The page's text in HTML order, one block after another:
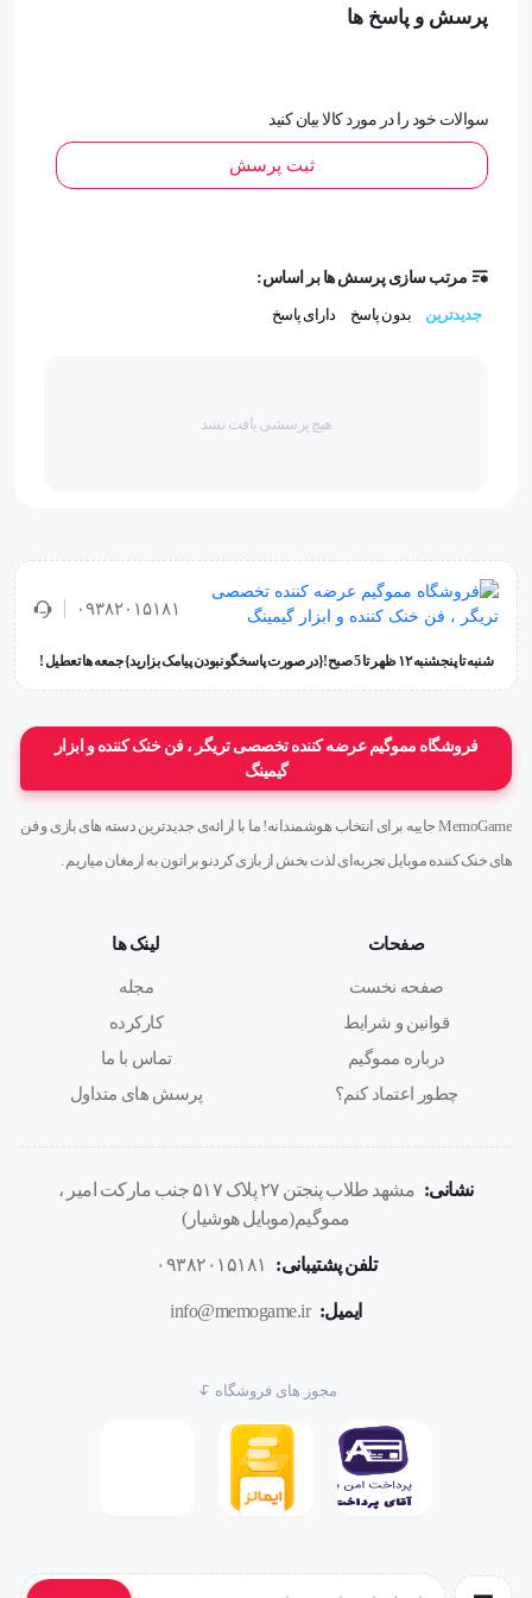
نوع محصول
فلش مموری فانتزی (عروسکی)
مقاوم در برابر گرد و غبار
مقاوم در برابر رطوبت
دارد
مناسب برای
ذخیره سازی و انتقال اطلاعات عکس، فیلم، موسیقی و …
مقاومت در برابر شوک و لرزش
دارد
استاندارد
FCC/CE
پرسش و پاسخ ها
سوالات خود را در مورد کالا بیان کنید
ثبت پرسش
مرتب سازی پرسش ها بر اساس:
جدیدترین بدون پاسخ دارای پاسخ
هیچ پرسشی یافت نشد
۰۹۳۸۲۰۱۵۱۸۱
شنبه تا پنجشنبه ۱۲ ظهر تا 5 صبح!{در صورت پاسخگو نبودن پیامک بزارید} جمعه ها تعطیل !
فروشگاه مموگیم عرضه کننده تخصصی تریگر ، فن خنک کننده و ابزار
گیمینگ
MemoGame جاییه برای انتخاب هوشمندانه! ما با ارائه‌ی جدیدترین دسته های بازی و فن
های خنک کننده موبایل تجربه‌ای لذت بخش از بازی کردنو براتون به ارمغان میاریم .
صفحات
صفحه نخست
قوانین و شرایط
درباره مموگیم
چطور اعتماد کنم؟
لینک ها
مجله
کارکرده
تماس با ما
پرسش های متداول
نشانی:
مشهد طلاب پنجتن ۲۷ پلاک ۵۱۷ جنب مارکت امیر ،
مموگیم(موبایل هوشیار)
تلفن پشتیبانی: ۰۹۳۸۲۰۱۵۱۸۱
ایمیل: info@memogame.ir
مجوز های فروشگاه